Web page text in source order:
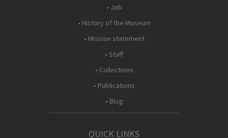
• Job
• History of the Museum
• Mission statement
• Staff
• Collections
• Publications
• Blog
QUICK LINKS